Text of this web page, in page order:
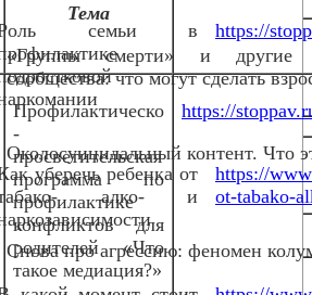
семьи в
https://
уберечь ребенка от
алко- и
https://
ot-tabako-
«Группы смерти» и другие
сообщества: что могут сделать
Околосуицидальный контент. Что
Снова про агрессию: феномен
Тема
Профилактическо
-
просветительская
программа по
профилактике
конфликтов для
родителей «Что
такое медиация?»
https://